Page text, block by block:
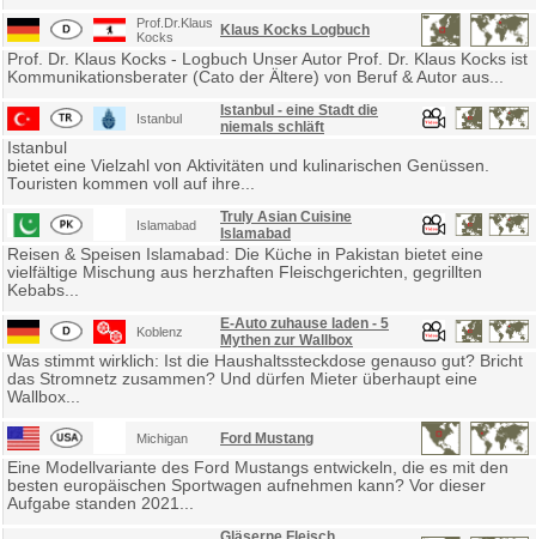
Prof.Dr.Klaus
Kocks
Klaus Kocks Logbuch
Prof. Dr. Klaus Kocks - Logbuch Unser Autor Prof. Dr. Klaus Kocks ist
Kommunikationsberater (Cato der Ältere) von Beruf & Autor aus...
Istanbul
Istanbul - eine Stadt die
niemals schläft
Istanbul
bietet eine Vielzahl von Aktivitäten und kulinarischen Genüssen.
Touristen kommen voll auf ihre...
Islamabad
Truly Asian Cuisine
Islamabad
Reisen & Speisen Islamabad: Die Küche in Pakistan bietet eine
vielfältige Mischung aus herzhaften Fleischgerichten, gegrillten
Kebabs...
Koblenz
E-Auto zuhause laden - 5
Mythen zur Wallbox
Was stimmt wirklich: Ist die Haushaltssteckdose genauso gut? Bricht
das Stromnetz zusammen? Und dürfen Mieter überhaupt eine
Wallbox...
Michigan Ford Mustang
Eine Modellvariante des Ford Mustangs entwickeln, die es mit den
besten europäischen Sportwagen aufnehmen kann? Vor dieser
Aufgabe standen 2021...